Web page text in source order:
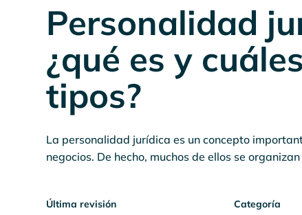
Personalidad
¿qué es y
tipos?
La personalidad jurídica es un concepto
negocios. De hecho, muchos de ellos se
Última revisión
Categoría